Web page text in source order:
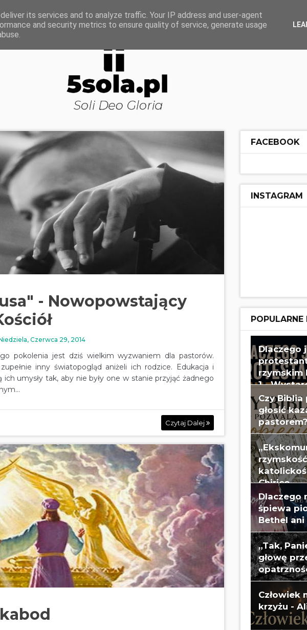
NAUKA DOJRZAŁOŚĆ DUCHOWA KOŚCIÓŁ INNE
- Nowopowstający
Czerwca 29, 2014
pokolenia jest dziś wielkim wyzwaniem dla pastorów.
inny światopogląd aniżeli ich rodzice. Edukacja i
umysły tak, aby nie były one w stanie przyjąć żadnego
Czytaj Dalej
FACEBOOK
INSTAGRAM
POPULARNE
Dlaczego
rzymskim
1 -
Świętego
Czy
głosić
pastorem?
Chirico
Dlaczego
śpiewa
Bethel ani
„Tak,
głowę
Człowiek
krzyżu -
its services and to analyze traffic. Your IP address and user-agent
and security metrics to ensure quality of service, generate usage